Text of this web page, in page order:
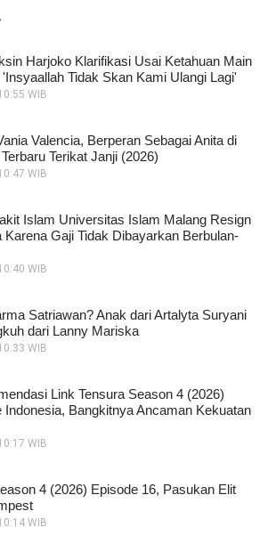
Harjoko Klarifikasi Usai Ketahuan Main
Tidak Skan Kami Ulangi Lagi'
WIB
Valencia, Berperan Sebagai Anita di
Terikat Janji (2026)
WIB
Islam Universitas Islam Malang Resign
Karena Gaji Tidak Dibayarkan Berbulan-
WIB
Satriawan? Anak dari Artalyta Suryani
dari Lanny Mariska
WIB
Link Tensura Season 4 (2026)
Indonesia, Bangkitnya Ancaman Kekuatan
WIB
4 (2026) Episode 16, Pasukan Elit
WIB